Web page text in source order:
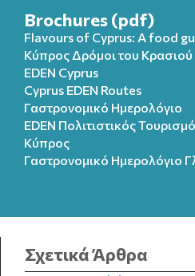
Brochures (pdf)
Flavours of Cyprus: A food
Κύπρος Δρόμοι του Κρασιού
EDEN Cyprus
Cyprus EDEN Routes
Γαστρονομικό Ημερολόγιο
EDEN Πολιτιστικός
Κύπρος
Γαστρονομικό Ημερολόγιo
Σχετικά Άρθρα